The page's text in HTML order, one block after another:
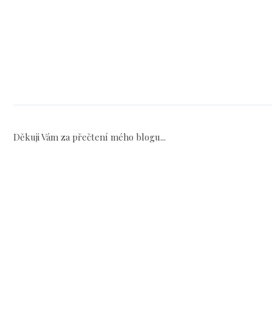
Děkuji Vám za přečtení mého blogu...